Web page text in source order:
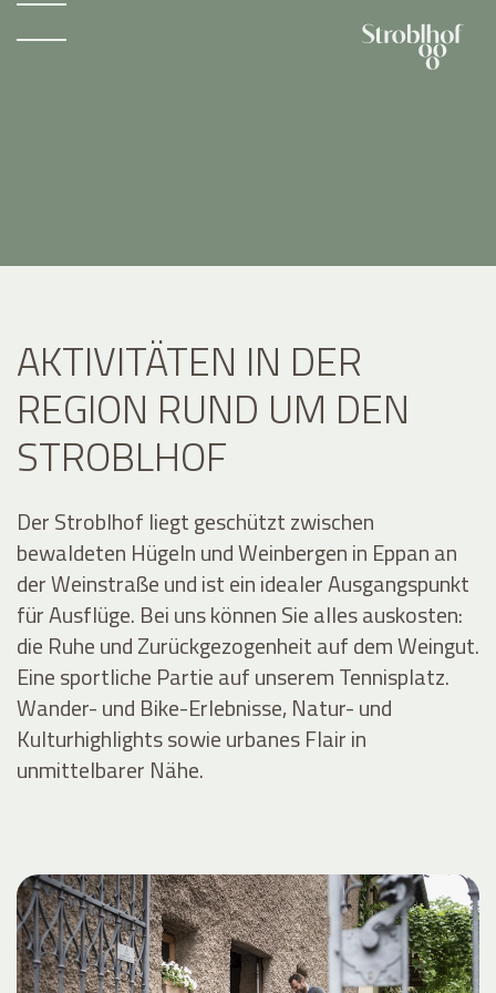
AKTIVITÄTEN IN DER
REGION RUND UM DEN
STROBLHOF
Der Stroblhof liegt geschützt zwischen
bewaldeten Hügeln und Weinbergen in Eppan an
der Weinstraße und ist ein idealer Ausgangspunkt
für Ausflüge. Bei uns können Sie alles auskosten:
die Ruhe und Zurückgezogenheit auf dem Weingut.
Eine sportliche Partie auf unserem Tennisplatz.
Wander- und Bike-Erlebnisse, Natur- und
Kulturhighlights sowie urbanes Flair in
unmittelbarer Nähe.